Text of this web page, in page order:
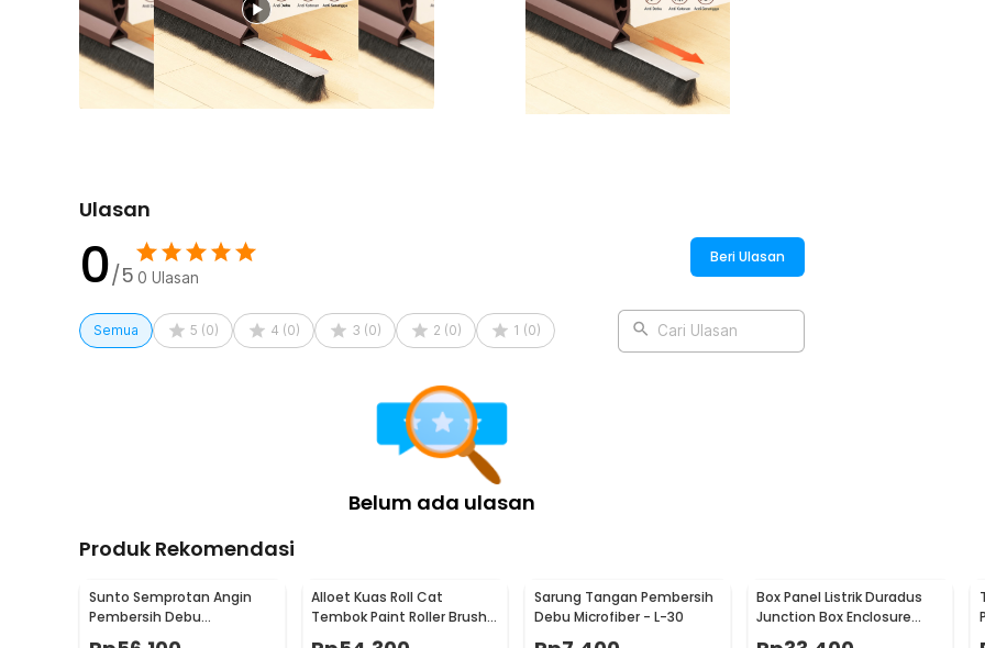
Kelengkapan Produk
Rincian yang Anda dapatkan untuk pembelian produk ini:
1 x TaffHOME Lis Penutup Celah Pintu Penghalang Debu Door Bottom Seal 93cm - T930
Ulasan
0/5 0 Ulasan
Beri Ulasan
Semua 5 (0) 4 (0) 3 (0) 2 (0) 1 (0) Cari Ulasan
Belum ada ulasan
Produk Rekomendasi
Sunto Semprotan Angin
Pembersih Debu
Compressed Air Duster
Alloet Kuas Roll Cat
Tembok Paint Roller Brush
8.5cm - HD-TVYQS
Sarung Tangan Pembersih
Debu Microfiber - L-30
Box Panel Listrik Duradus
Junction Box Enclosure
Waterproof 158x90mm -